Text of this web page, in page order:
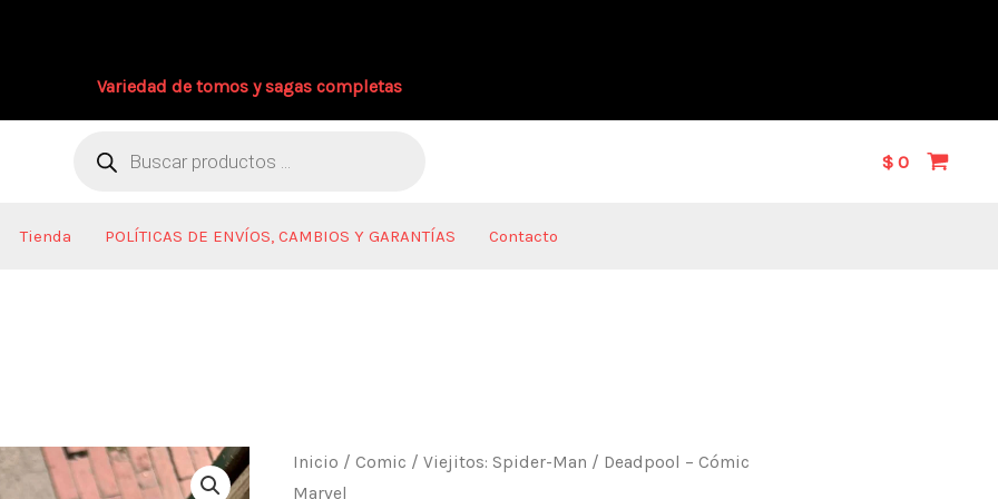
Variedad de tomos y sagas completas
productos
$0
Tienda POLÍTICAS DE ENVÍOS, CAMBIOS Y GARANTÍAS Contacto
Inicio / Comic / Viejitos: Spider-Man / Deadpool – Cómic
Marvel
Viejitos:
Spider-